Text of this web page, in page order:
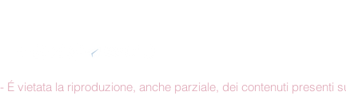
vietata la riproduzione, anche parziale, dei contenuti presenti